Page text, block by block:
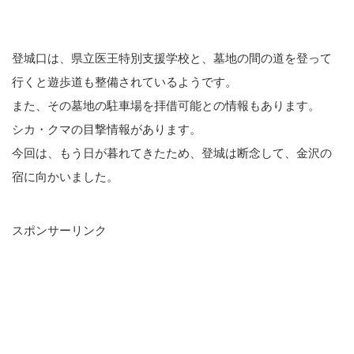
登城口は、県立医王特別支援学校と、墓地の間の道を登って
行くと遊歩道も整備されているようです。
また、その墓地の駐車場を拝借可能との情報もあります。
シカ・クマの目撃情報があります。
今回は、もう日が暮れてきたため、登城は断念して、金沢の
宿に向かいました。
スポンサーリンク